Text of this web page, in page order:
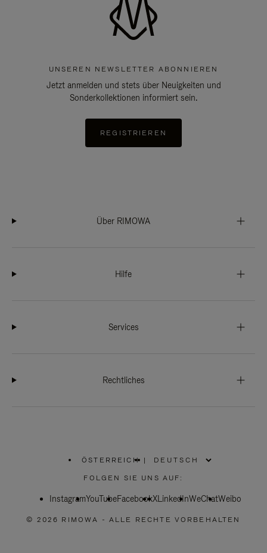
UNSEREN NEWSLETTER ABONNIEREN
Jetzt anmelden und stets über Neuigkeiten und
Sonderkollektionen informiert sein.
REGISTRIEREN
Über RIMOWA
Hilfe
Services
Rechtliches
ÖSTERREICH
WÄHLEN
SIE
REGION
|
FOLGEN SIE UNS AUF:
InstagramYouTubeFacebookXLinkedInWeChatWeibo
© 2026 RIMOWA - ALLE RECHTE VORBEHALTEN